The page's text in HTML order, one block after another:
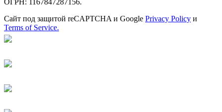
Сайт под защитой reCAPTCHA и Google Privacy Policy и
Terms of Service.